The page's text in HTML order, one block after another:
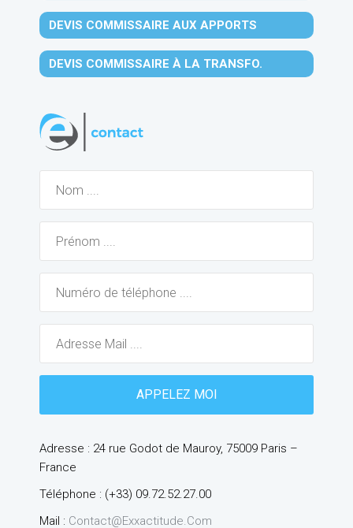
DEVIS COMMISSAIRE AUX APPORTS
DEVIS COMMISSAIRE À LA TRANSFO.
Adresse : 24 rue Godot de Mauroy, 75009 Paris –
France
Téléphone : (+33) 09.72.52.27.00
Mail : Contact@exxactitude.com